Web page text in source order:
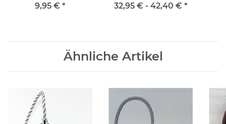
Affenschaukel
9,95 € *
und Schutzkontakt-
32,95 € - 42,40 € *
Ähnliche Artikel